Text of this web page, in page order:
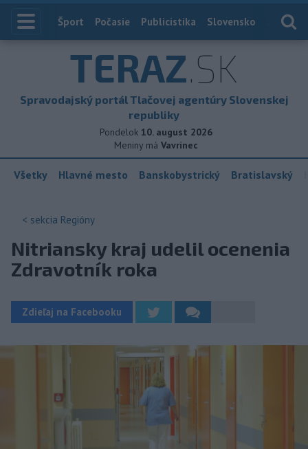
Index
Šport Počasie Publicistika Slovensko
TERAZ.SK
Spravodajský portál Tlačovej agentúry Slovenskej
republiky
Pondelok 10. august 2026
Meniny má Vavrinec
Všetky Hlavné mesto Banskobystrický Bratislavský
< sekcia Regióny
Nitriansky kraj udelil ocenenia
Zdravotník roka
Zdieľaj na Facebooku